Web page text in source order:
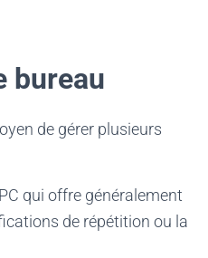
bureau
de gérer plusieurs
qui offre généralement
de répétition ou la